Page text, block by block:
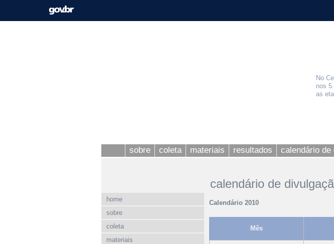
No
nos
as
sobre coleta materiais resultados calendário de
home
sobre
coleta
materiais
calendário de
Calendário 2010
Mês